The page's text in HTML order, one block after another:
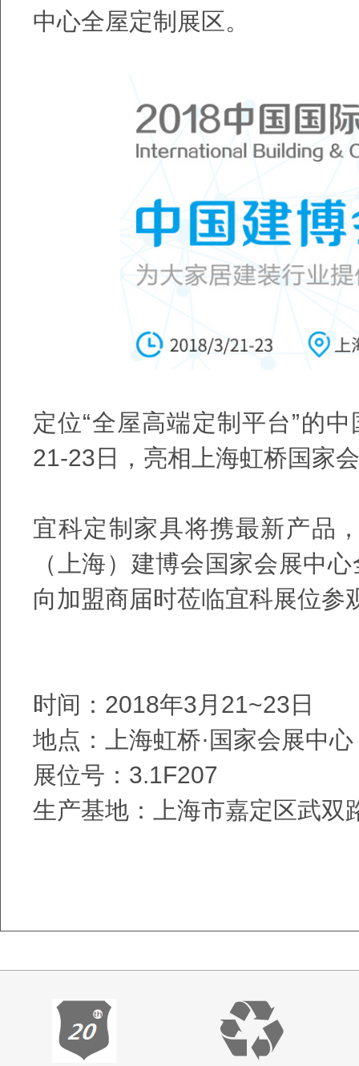
中心全屋定制展区。
定位“全屋高端定制平台”的
21-23日，亮相上海虹桥国家
宜科定制家具将携最新产品
（上海）建博会国家会展中
向加盟商届时莅临宜科展位参
时间：2018年3月21~23日
地点：上海虹桥·国家会展中心
展位号：3.1F207
生产基地：上海市嘉定区武双